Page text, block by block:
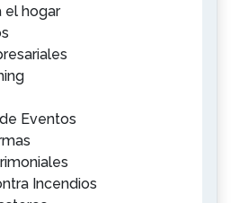
el hogar
Eventos
Incendios